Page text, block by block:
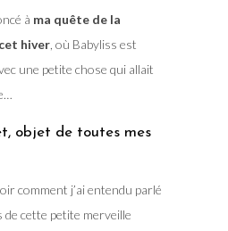
à ma quête de la
hiver, où Babyliss est
une petite chose qui allait
objet de toutes mes
comment j’ai entendu parlé
cette petite merveille